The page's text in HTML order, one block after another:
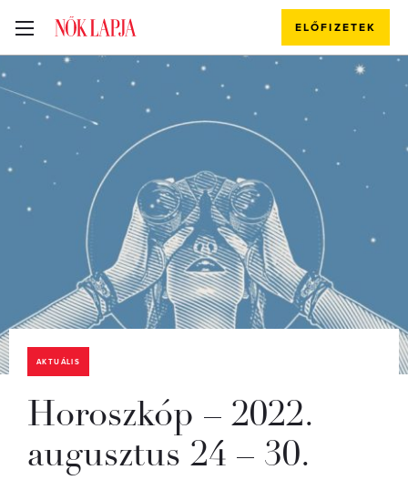
ELŐFIZETEK
AKTUÁLIS
Horoszkóp – 2022.
augusztus 24 – 30.